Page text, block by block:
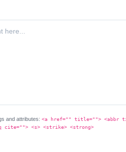
and attributes: <a href="" title=""> <abbr
cite=""> <s> <strike> <strong>